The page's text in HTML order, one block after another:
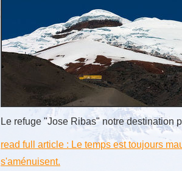
Le refuge "Jose Ribas" notre destination
read full article : Le temps est toujours
s'aménuisent.